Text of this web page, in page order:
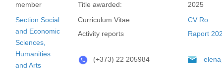
member
Title awarded:
2025
Section Social
and Economic
Sciences,
Humanities
and Arts
Curriculum Vitae
Activity reports
CV Ro
Raport
(+373) 22 205984